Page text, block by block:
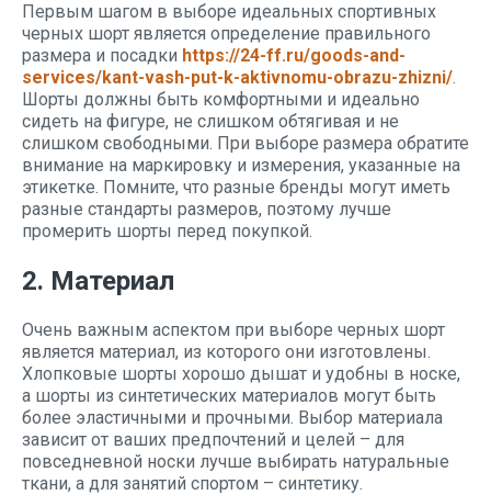
Первым шагом в выборе идеальных спортивных
черных шорт является определение правильного
размера и посадки https://24-ff.ru/goods-and-
services/kant-vash-put-k-aktivnomu-obrazu-zhizni/.
Шорты должны быть комфортными и идеально
сидеть на фигуре, не слишком обтягивая и не
слишком свободными. При выборе размера обратите
внимание на маркировку и измерения, указанные на
этикетке. Помните, что разные бренды могут иметь
разные стандарты размеров, поэтому лучше
промерить шорты перед покупкой.
2. Материал
Очень важным аспектом при выборе черных шорт
является материал, из которого они изготовлены.
Хлопковые шорты хорошо дышат и удобны в носке,
а шорты из синтетических материалов могут быть
более эластичными и прочными. Выбор материала
зависит от ваших предпочтений и целей – для
повседневной носки лучше выбирать натуральные
ткани, а для занятий спортом – синтетику.